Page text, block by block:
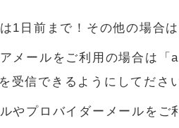
1日前まで！その他の場合
メールをご利用の場合は
受信できるようにしてださ
やプロバイダーメールをご